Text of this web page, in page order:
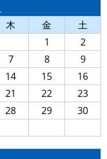
木 金
土
1
2
7 8
9
14 15
16
21 22
23
28 29
30